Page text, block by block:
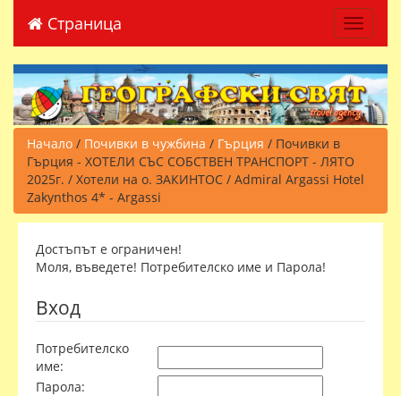
Страница Toggle
Начало / Почивки в чужбина / Гърция / Почивки в
Гърция - ХОТЕЛИ СЪС СОБСТВЕН ТРАНСПОРТ - ЛЯТО
2025г. / Хотели на о. ЗАКИНТОС / Admiral Argassi Hotel
Zakynthos 4* - Argassi
Достъпът е ограничен!
Моля, въведете! Потребителско име и Парола!
Вход
Потребителско
име:
Парола: